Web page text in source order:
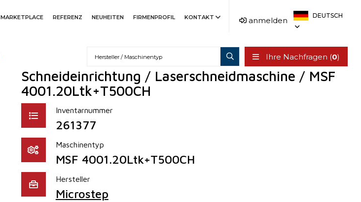
MARKETPLACE REFERENZ NEUHEITEN FIRMENPROFIL KONTAKT anmelden
DEUTSCH
Ihre Nachfragen (0)
Schneideinrichtung / Laserschneidmaschine / MSF
4001.20Ltk+T500CH
Inventarnummer
261377
Maschinentyp
MSF 4001.20Ltk+T500CH
Hersteller
Microstep